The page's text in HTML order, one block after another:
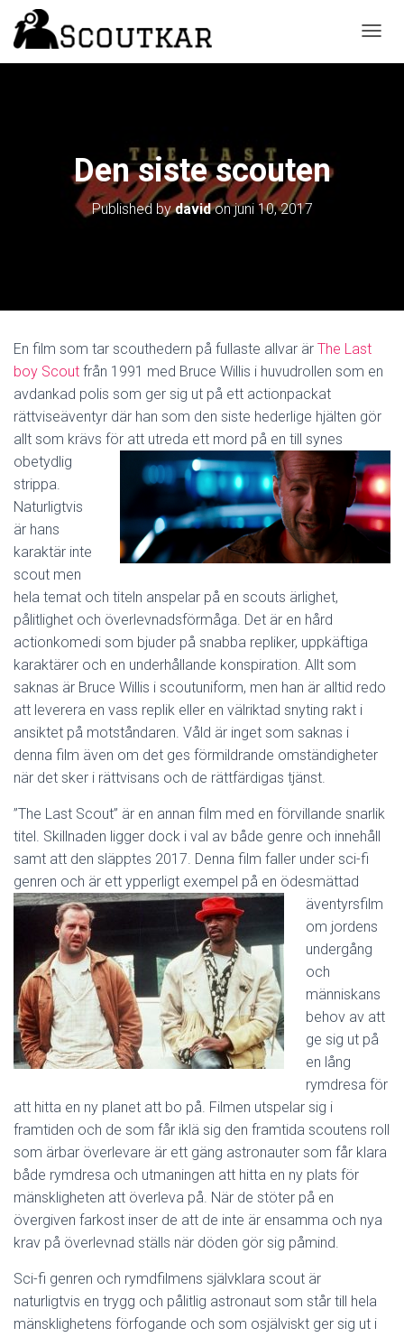
O
Den siste scouten
Published bydavidonjuni 10, 2017
En film som tar scouthedern på fullaste allvar är The Last
boy Scout från 1991 med Bruce Willis i huvudrollen som en
avdankad polis som ger sig ut på ett actionpackat
rättviseäventyr där han som den siste hederlige hjälten gör
allt som krävs för att utreda ett mord på en till synes
obetydlig
strippa.
Naturligtvis
är hans
karaktär inte
scout men
hela temat och titeln anspelar på en scouts ärlighet,
pålitlighet och överlevnadsförmåga. Det är en hård
actionkomedi som bjuder på snabba repliker, uppkäftiga
karaktärer och en underhållande konspiration. Allt som
saknas är Bruce Willis i scoutuniform, men han är alltid redo
att leverera en vass replik eller en välriktad snyting rakt i
ansiktet på motståndaren. Våld är inget som saknas i
denna film även om det ges förmildrande omständigheter
när det sker i rättvisans och de rättfärdigas tjänst.
”The Last Scout” är en annan film med en förvillande snarlik
titel. Skillnaden ligger dock i val av både genre och innehåll
samt att den släpptes 2017. Denna film faller under sci-fi
genren och är ett ypperligt exempel på en ödesmättad
äventyrsfilm
om jordens
undergång
och
människans
behov av att
ge sig ut på
en lång
rymdresa för
att hitta en ny planet att bo på. Filmen utspelar sig i
framtiden och de som får iklä sig den framtida scoutens roll
som ärbar överlevare är ett gäng astronauter som får klara
både rymdresa och utmaningen att hitta en ny plats för
mänskligheten att överleva på. När de stöter på en
övergiven farkost inser de att de inte är ensamma och nya
krav på överlevnad ställs när döden gör sig påmind.
Sci-fi genren och rymdfilmens självklara scout är
naturligtvis en trygg och pålitlig astronaut som står till hela
mänsklighetens förfogande och som osjälviskt ger sig ut i